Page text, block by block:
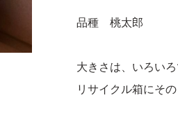
品種 桃太郎
大きさは、いろい
リサイクル箱にそ